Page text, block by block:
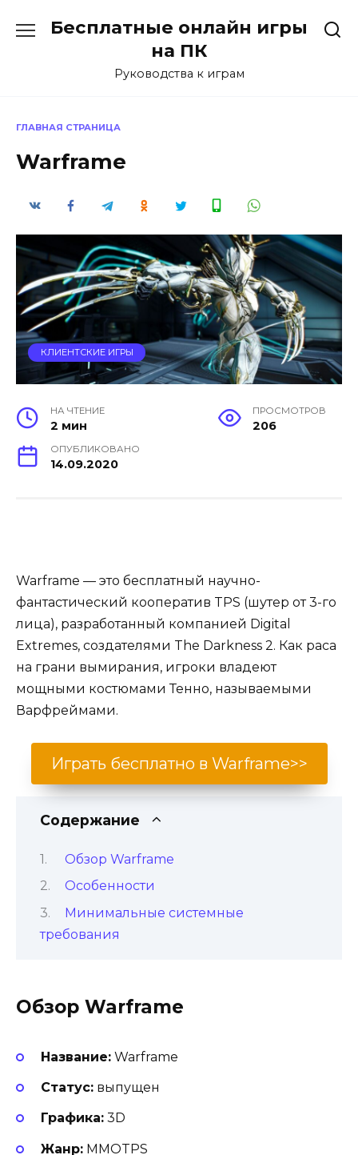
Бесплатные онлайн игры
на ПК
Руководства к играм
ГЛАВНАЯ СТРАНИЦА
Warframe
КЛИЕНТСКИЕ ИГРЫ
НА ЧТЕНИЕ
2 мин
ПРОСМОТРОВ
206
ОПУБЛИКОВАНО
14.09.2020
Warframe — это бесплатный научно-
фантастический кооператив TPS (шутер от 3-го
лица), разработанный компанией Digital
Extremes, создателями The Darkness 2. Как раса
на грани вымирания, игроки владеют
мощными костюмами Тенно, называемыми
Варфреймами.
Играть бесплатно в Warframe>>
Содержание
Обзор Warframe
Особенности
Минимальные системные
требования
Обзор Warframe
Название:Warframe
Статус:выпущен
Графика:3D
Жанр:MMOTPS